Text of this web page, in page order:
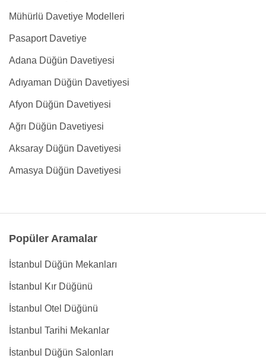
Mühürlü Davetiye Modelleri
Pasaport Davetiye
Adana Düğün Davetiyesi
Adıyaman Düğün Davetiyesi
Afyon Düğün Davetiyesi
Ağrı Düğün Davetiyesi
Aksaray Düğün Davetiyesi
Amasya Düğün Davetiyesi
Popüler Aramalar
İstanbul Düğün Mekanları
İstanbul Kır Düğünü
İstanbul Otel Düğünü
İstanbul Tarihi Mekanlar
İstanbul Düğün Salonları